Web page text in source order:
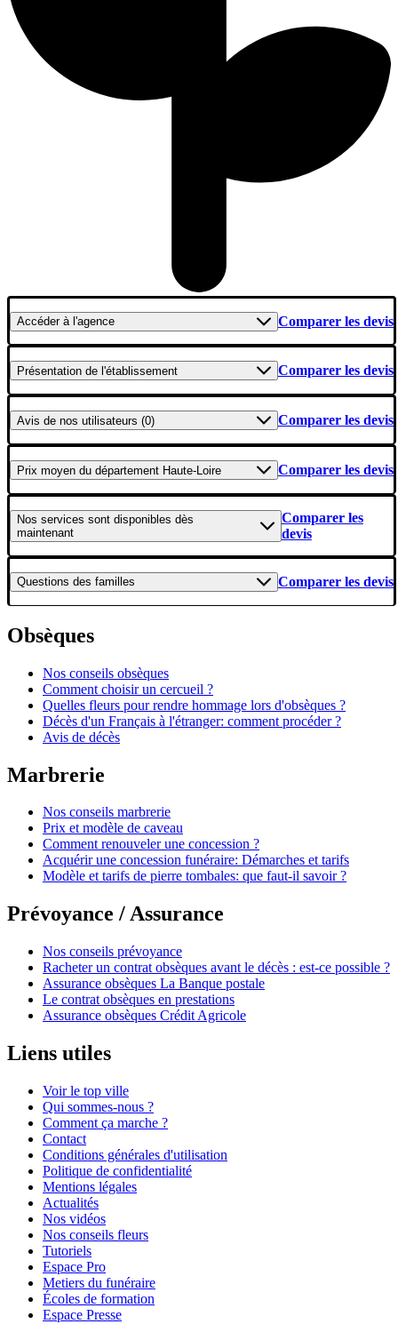
Accéderà l'agence Comparer les devis
Présentation de l'établissement Comparer les devis
Avis de nos utilisateurs (0) Comparer les devis
Prix moyen du département Haute-Loire Comparer les devis
Nos services sont disponibles dès
maintenant
Comparer les
devis
Questions des familles Comparer les devis
Obsèques
Nos conseils obsèques
Comment choisir un cercueil ?
Quelles fleurs pour rendre hommage lors d'obsèques ?
Décès d'un Français à l'étranger: comment procéder ?
Avis de décès
Marbrerie
Nos conseils marbrerie
Prix et modèle de caveau
Comment renouveler une concession ?
Acquérir une concession funéraire: Démarches et tarifs
Modèle et tarifs de pierre tombales: que faut-il savoir ?
Prévoyance / Assurance
Nos conseils prévoyance
Racheter un contrat obsèques avant le décès : est-ce possible ?
Assurance obsèques La Banque postale
Le contrat obsèques en prestations
Assurance obsèques Crédit Agricole
Liens utiles
Voir le top ville
Qui sommes-nous ?
Comment ça marche ?
Contact
Conditions générales d'utilisation
Politique de confidentialité
Mentions légales
Actualités
Nos vidéos
Nos conseils fleurs
Tutoriels
Espace Pro
Metiers du funéraire
Écoles de formation
Espace Presse